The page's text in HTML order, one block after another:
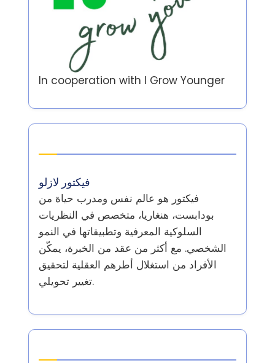
In cooperation with I Grow Younger
فيكتور لازلو
فيكتور هو عالم نفس ومدرب حياة من
بودابست، هنغاريا، متخصص في النظريات
السلوكية المعرفية وتطبيقاتها في النمو
الشخصي. مع أكثر من عقد من الخبرة، يمكّن
الأفراد من استغلال أطرهم العقلية لتحقيق
تغيير تحويلي.